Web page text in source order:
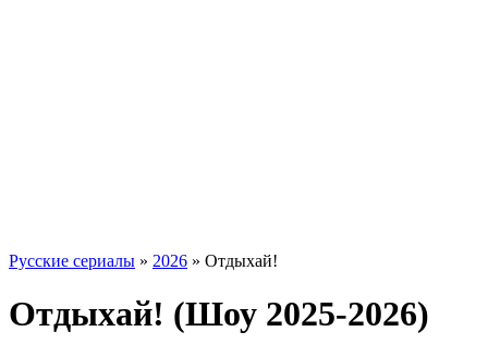
Русские сериалы » 2026 » Отдыхай!
Отдыхай! (Шоу 2025-2026)